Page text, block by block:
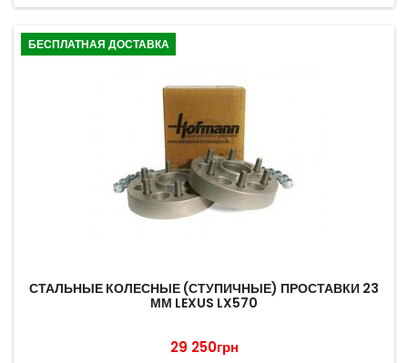
БЕСПЛАТНАЯ ДОСТАВКА
СТАЛЬНЫЕ КОЛЕСНЫЕ (СТУПИЧНЫЕ) ПРОСТАВКИ 23
ММ LEXUS LX570
29 250грн